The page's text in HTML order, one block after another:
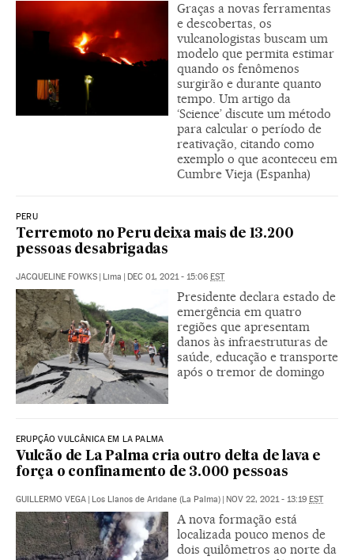
Graças a novas ferramentas
e descobertas, os
vulcanologistas buscam um
modelo que permita estimar
quando os fenômenos
surgirão e durante quanto
tempo. Um artigo da
‘Science’ discute um método
para calcular o período de
reativação, citando como
exemplo o que aconteceu em
Cumbre Vieja (Espanha)
PERU
Terremoto no Peru deixa mais de 13.200
pessoas desabrigadas
JACQUELINE FOWKS Lima DEC 01, 2021 - 15:06 EST
Presidente declara estado de
emergência em quatro
regiões que apresentam
danos às infraestruturas de
saúde, educação e transporte
após o tremor de domingo
ERUPÇÃO VULCÂNICA EM LA PALMA
Vulcão de La Palma cria outro delta de lava e
força o confinamento de 3.000 pessoas
GUILLERMO VEGA | Los Llanos de Aridane (La Palma) | NOV 22, 2021 - 13:19 EST
A nova formação está
localizada pouco menos de
dois quilômetros ao norte da